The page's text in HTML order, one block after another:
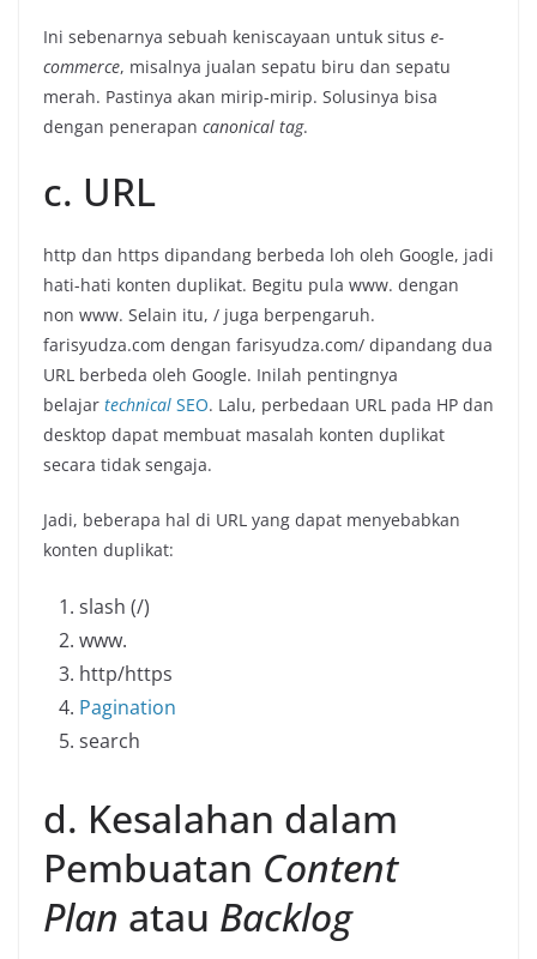
Ini sebenarnya sebuah keniscayaan untuk situs e-
commerce, misalnya jualan sepatu biru dan sepatu
merah. Pastinya akan mirip-mirip. Solusinya bisa
dengan penerapan canonical tag.
c. URL
http dan https dipandang berbeda loh oleh Google, jadi
hati-hati konten duplikat. Begitu pula www. dengan
non www. Selain itu, / juga berpengaruh.
farisyudza.com dengan farisyudza.com/ dipandang dua
URL berbeda oleh Google. Inilah pentingnya
belajar technical SEO. Lalu, perbedaan URL pada HP dan
desktop dapat membuat masalah konten duplikat
secara tidak sengaja.
Jadi, beberapa hal di URL yang dapat menyebabkan
konten duplikat:
slash (/)
www.
http/https
Pagination
search
d. Kesalahan dalam
Pembuatan Content
Plan atau Backlog